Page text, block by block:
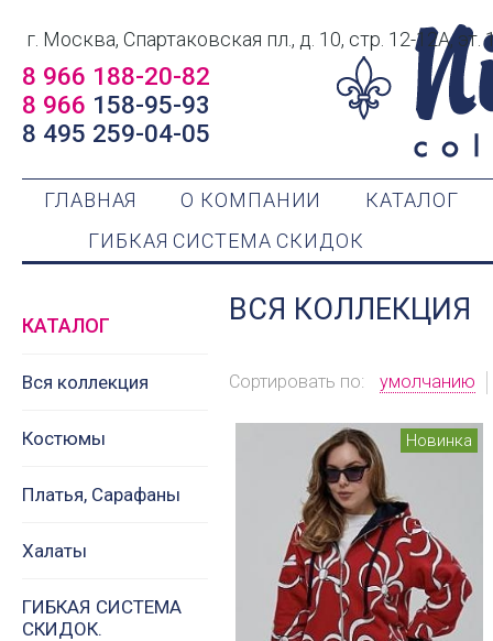
г. Москва, Спартаковская пл., д. 10, стр. 12-12А, эт.
8 966 188-20-82
8 966 158-95-93
8 495 259-04-05
ГЛАВНАЯ О КОМПАНИИ
КАТАЛОГ
ГИБКАЯ СИСТЕМА СКИДОК
КАТАЛОГ
Вся коллекция
Костюмы
Платья, Сарафаны
Халаты
ГИБКАЯ СИСТЕМА
СКИДОК.
ВСЯ КОЛЛЕКЦИЯ
Сортировать по: умолчанию
Новинка